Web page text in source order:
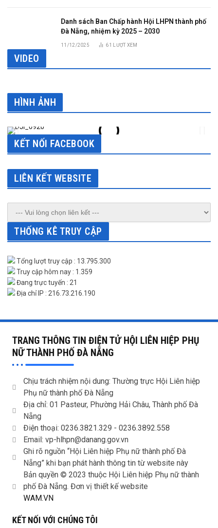
Danh sách Ban Chấp hành Hội LHPN thành phố
Đà Nẵng, nhiệm kỳ 2025 – 2030
11/12/2025 61 LƯỢT XEM
VIDEO
HÌNH ẢNH
KẾT NỐI FACEBOOK
LIÊN KẾT WEBSITE
THỐNG KÊ TRUY CẬP
Tổng lượt truy cập : 13.795.300
Truy cập hôm nay : 1.359
Đang trực tuyến : 21
Địa chỉ IP : 216.73.216.190
TRANG THÔNG TIN ĐIỆN TỬ HỘI LIÊN HIỆP PHỤ
NỮ THÀNH PHỐ ĐÀ NẴNG
Chịu trách nhiệm nội dung: Thường trực Hội Liên hiệp
Phụ nữ thành phố Đà Nẵng
Địa chỉ: 01 Pasteur, Phường Hải Châu, Thành phố Đà
Nẵng
Điện thoại: 0236.3821.329 - 0236.3892.558
Email: vp-hlhpn@danang.gov.vn
Ghi rõ nguồn “Hội Liên hiệp Phụ nữ thành phố Đà
Nẵng” khi bạn phát hành thông tin từ website này
Bản quyền © 2023 thuộc Hội Liên hiệp Phụ nữ thành
phố Đà Nẵng. Đơn vị thiết kế website
WAM.VN
KẾT NỐI VỚI CHÚNG TÔI